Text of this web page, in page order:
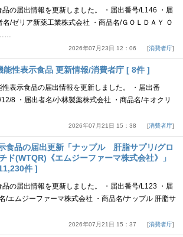
の届出情報を更新しました。 ・届出番号/L146 ・届
/ゼリア新薬工業株式会社 ・商品名/ＧＯＬＤＡＹ Ｏ
……
2026年07月23日 12：06 消費者庁
能性表示食品 更新情報/消費者庁 [ 8件 ]
性表示食品の届出情報を更新しました。 ・届出番
8 ・届出者名/小林製薬株式会社 ・商品名/キオクリ
2026年07月21日 15：38 消費者庁
食品の届出更新「ナップル 肝脂サプリ/グロ
ド(WTQR)《エムジーファーマ株式会社》」
件 ]
の届出情報を更新しました。 ・届出番号/L123 ・届
/エムジーファーマ株式会社 ・商品名/ナップル 肝脂サ
2026年07月21日 15：37 消費者庁